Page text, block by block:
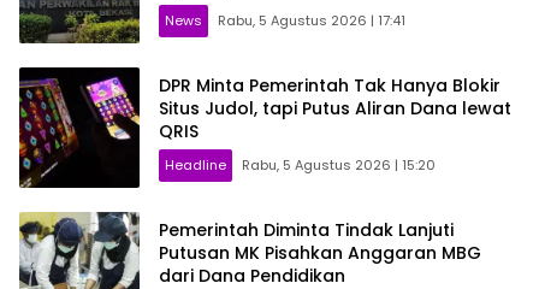
News Rabu, 5 Agustus 2026 | 17:41
DPR Minta Pemerintah Tak Hanya Blokir
Situs Judol, tapi Putus Aliran Dana lewat
QRIS
Headline Rabu, 5 Agustus 2026 | 15:20
Pemerintah Diminta Tindak Lanjuti
Putusan MK Pisahkan Anggaran MBG
dari Dana Pendidikan